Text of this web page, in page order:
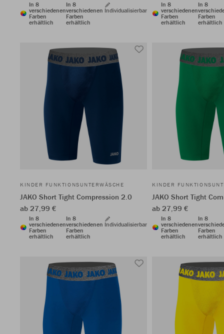
In 8
verschiedenen
Farben
erhältlich
In 8
verschiedenen
Farben
erhältlich
Individualisierbar
In 8
verschiedenen
Farben
erhältlich
In 8
Farben
erhältlich
KINDER FUNKTIONSUNTERWÄSCHE
JAKO Short Tight Compression 2.0
ab 27,99 €
In 8
verschiedenen
Farben
erhältlich
In 8
verschiedenen
Farben
erhältlich
Individualisierbar
KINDER
JAKO Short Tight
ab 27,99 €
In 8
verschiedenen
Farben
erhältlich
In 8
Farben
erhältlich